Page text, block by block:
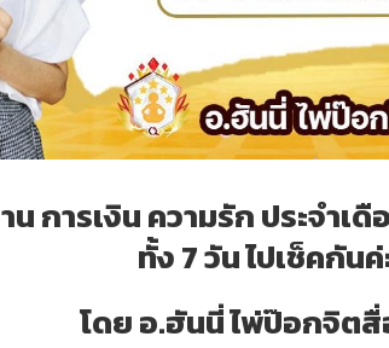
การเงิน ความรัก ประจำเ
ทั้ง 7 วัน ไปเช็คกันค่
โดย อ.ฮันนี่ ไพ่ป๊อกจิต